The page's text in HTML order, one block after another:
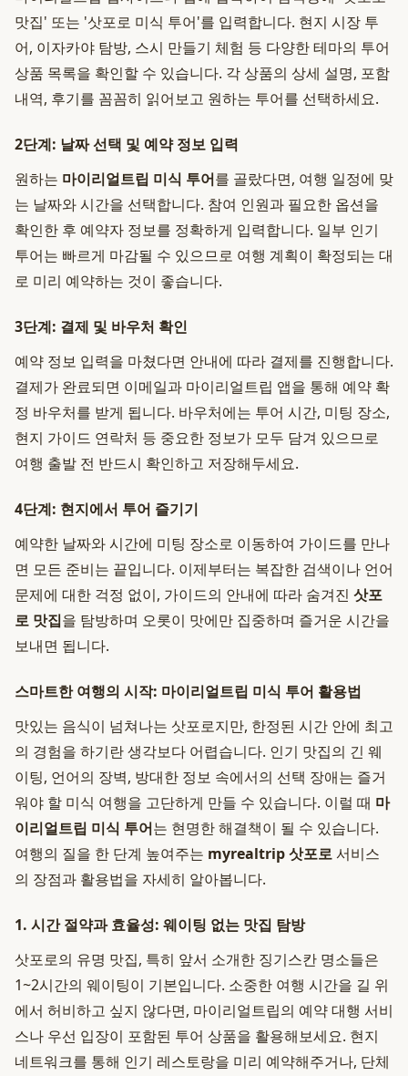
맛집' 또는 '삿포로 미식 투어'를 입력합니다. 현지 시장 투
어, 이자카야 탐방, 스시 만들기 체험 등 다양한 테마의 투어
상품 목록을 확인할 수 있습니다. 각 상품의 상세 설명, 포함
내역, 후기를 꼼꼼히 읽어보고 원하는 투어를 선택하세요.
2단계: 날짜 선택 및 예약 정보 입력
원하는 마이리얼트립 미식 투어를 골랐다면, 여행 일정에 맞
는 날짜와 시간을 선택합니다. 참여 인원과 필요한 옵션을
확인한 후 예약자 정보를 정확하게 입력합니다. 일부 인기
투어는 빠르게 마감될 수 있으므로 여행 계획이 확정되는 대
로 미리 예약하는 것이 좋습니다.
3단계: 결제 및 바우처 확인
예약 정보 입력을 마쳤다면 안내에 따라 결제를 진행합니다.
결제가 완료되면 이메일과 마이리얼트립 앱을 통해 예약 확
정 바우처를 받게 됩니다. 바우처에는 투어 시간, 미팅 장소,
현지 가이드 연락처 등 중요한 정보가 모두 담겨 있으므로
여행 출발 전 반드시 확인하고 저장해두세요.
4단계: 현지에서 투어 즐기기
예약한 날짜와 시간에 미팅 장소로 이동하여 가이드를 만나
면 모든 준비는 끝입니다. 이제부터는 복잡한 검색이나 언어
문제에 대한 걱정 없이, 가이드의 안내에 따라 숨겨진 삿포
로 맛집을 탐방하며 오롯이 맛에만 집중하며 즐거운 시간을
보내면 됩니다.
스마트한 여행의 시작: 마이리얼트립 미식 투어 활용법
맛있는 음식이 넘쳐나는 삿포로지만, 한정된 시간 안에 최고
의 경험을 하기란 생각보다 어렵습니다. 인기 맛집의 긴 웨
이팅, 언어의 장벽, 방대한 정보 속에서의 선택 장애는 즐거
워야 할 미식 여행을 고단하게 만들 수 있습니다. 이럴 때 마
이리얼트립 미식 투어는 현명한 해결책이 될 수 있습니다.
여행의 질을 한 단계 높여주는 myrealtrip 삿포로서비스
의 장점과 활용법을 자세히 알아봅니다.
1. 시간 절약과 효율성: 웨이팅 없는 맛집 탐방
삿포로의 유명 맛집, 특히 앞서 소개한 징기스칸 명소들은
1~2시간의 웨이팅이 기본입니다. 소중한 여행 시간을 길 위
에서 허비하고 싶지 않다면, 마이리얼트립의 예약 대행 서비
스나 우선 입장이 포함된 투어 상품을 활용해보세요. 현지
네트워크를 통해 인기 레스토랑을 미리 예약해주거나, 단체